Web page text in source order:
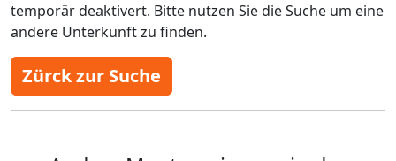
temporär deaktivert. Bitte nutzen Sie die Suche um eine
andere Unterkunft zu finden.
Zürck zur Suche